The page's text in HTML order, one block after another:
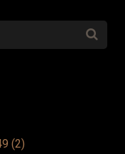
(2)